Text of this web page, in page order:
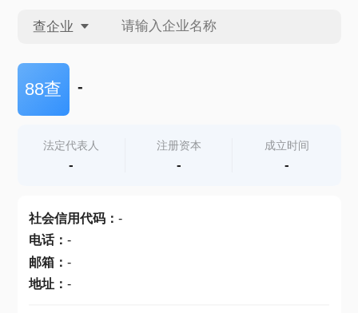
查企业
查企业
查产地
88查 -
法定代表人
-
注册资本
-
成立时间
-
社会信用代码： -
电话： -
邮箱： -
地址： -